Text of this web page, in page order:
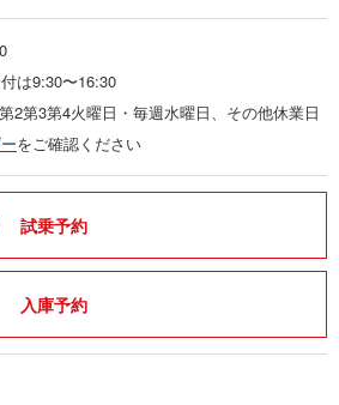
は9:30〜16:30
2第3第4火曜日・毎週水曜日、その他休業日
をご確認ください
試乗予約
入庫予約